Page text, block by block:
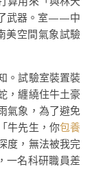
武器。室——中
美空間氣象試驗
。試驗室裝置裝
，纏繞住牛土豪
氣象，為了避免
牛先生，你包養
度，無法被我完
一名科研職員差